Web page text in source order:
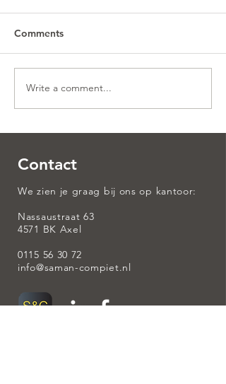
Comments
Write a comment...
Contact
We zien je graag bij ons op kantoor:
Nassaustraat 63
4571 BK Axel
0115 56 30 72
info@saman-compiet.nl